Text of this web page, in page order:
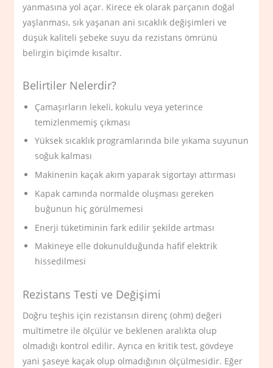
yanmasına yol açar. Kirece ek olarak parçanın doğal
yaşlanması, sık yaşanan ani sıcaklık değişimleri ve
düşük kaliteli şebeke suyu da rezistans ömrünü
belirgin biçimde kısaltır.
Belirtiler Nelerdir?
Çamaşırların lekeli, kokulu veya yeterince
temizlenmemiş çıkması
Yüksek sıcaklık programlarında bile yıkama suyunun
soğuk kalması
Makinenin kaçak akım yaparak sigortayı attırması
Kapak camında normalde oluşması gereken
buğunun hiç görülmemesi
Enerji tüketiminin fark edilir şekilde artması
Makineye elle dokunulduğunda hafif elektrik
hissedilmesi
Rezistans Testi ve Değişimi
Doğru teşhis için rezistansın direnç (ohm) değeri
multimetre ile ölçülür ve beklenen aralıkta olup
olmadığı kontrol edilir. Ayrıca en kritik test, gövdeye
yani şaseye kaçak olup olmadığının ölçülmesidir. Eğer